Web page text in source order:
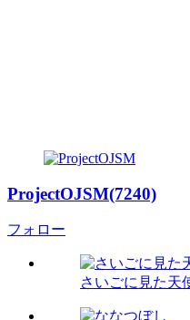
ProjectOJSM(7240)
フォロー
さいごに見た天